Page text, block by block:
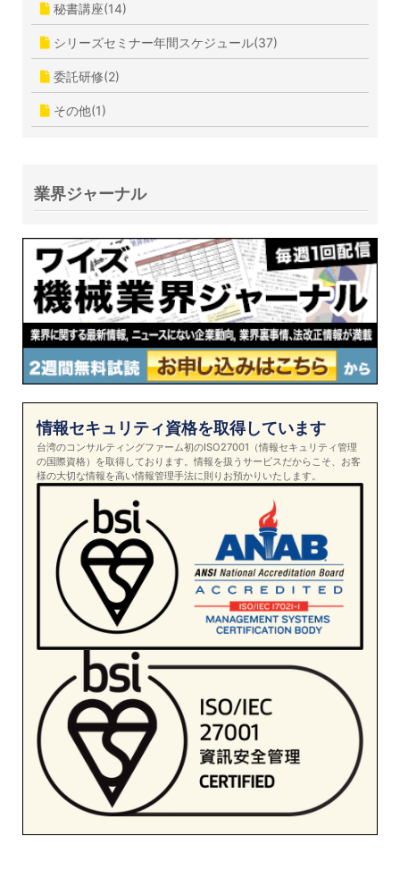
秘書講座(14)
シリーズセミナー年間スケジュール(37)
委託研修(2)
その他(1)
業界ジャーナル
情報セキュリティ資格を取得しています
台湾のコンサルティングファーム初のISO27001（情報セキュリティ管理
の国際資格）を取得しております。情報を扱うサービスだからこそ、お客
様の大切な情報を高い情報管理手法に則りお預かりいたします。